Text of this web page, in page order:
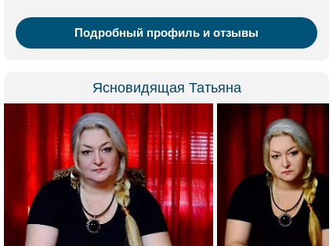
Подробный профиль и отзывы
Ясновидящая Татьяна